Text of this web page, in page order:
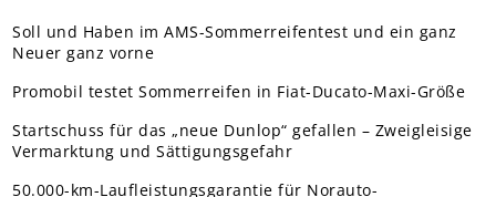
Soll und Haben im AMS-Sommerreifentest und ein ganz
Neuer ganz vorne
Promobil testet Sommerreifen in Fiat-Ducato-Maxi-Größe
Startschuss für das „neue Dunlop“ gefallen – Zweigleisige
Vermarktung und Sättigungsgefahr
50.000-km-Laufleistungsgarantie für Norauto-